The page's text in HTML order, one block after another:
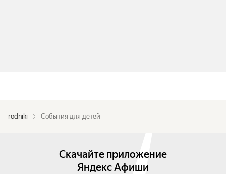
rodniki События для детей
Скачайте приложение
Яндекс Афиши